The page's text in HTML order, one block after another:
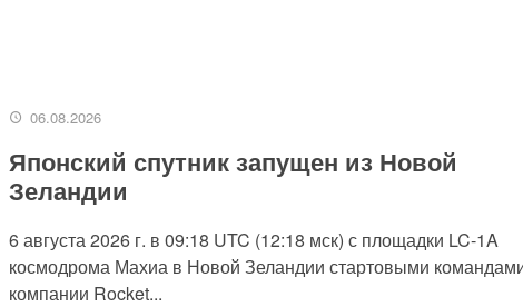
06.08.2026
Японский спутник запущен из Новой
Зеландии
6 августа 2026 г. в 09:18 UTC (12:18 мск) с площадки LC-1A
космодрома Махиа в Новой Зеландии стартовыми
компании Rocket...